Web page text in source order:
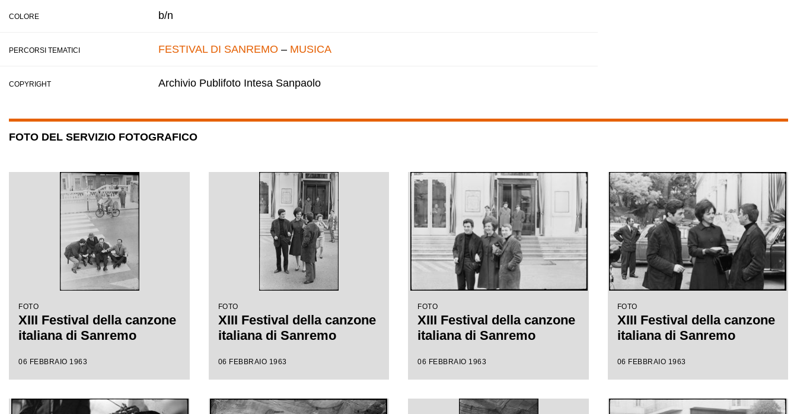
COLORE b/n
PERCORSI TEMATICI FESTIVAL DI SANREMO – MUSICA
COPYRIGHT Archivio Publifoto Intesa Sanpaolo
FOTO DEL SERVIZIO FOTOGRAFICO
FOTO
XIII Festival della canzone
italiana di Sanremo
06 FEBBRAIO 1963
FOTO
XIII Festival della canzone
italiana di Sanremo
06 FEBBRAIO 1963
FOTO
XIII Festival della canzone
italiana di Sanremo
06 FEBBRAIO 1963
FOTO
XIII Festival della canzone
italiana di Sanremo
06 FEBBRAIO 1963